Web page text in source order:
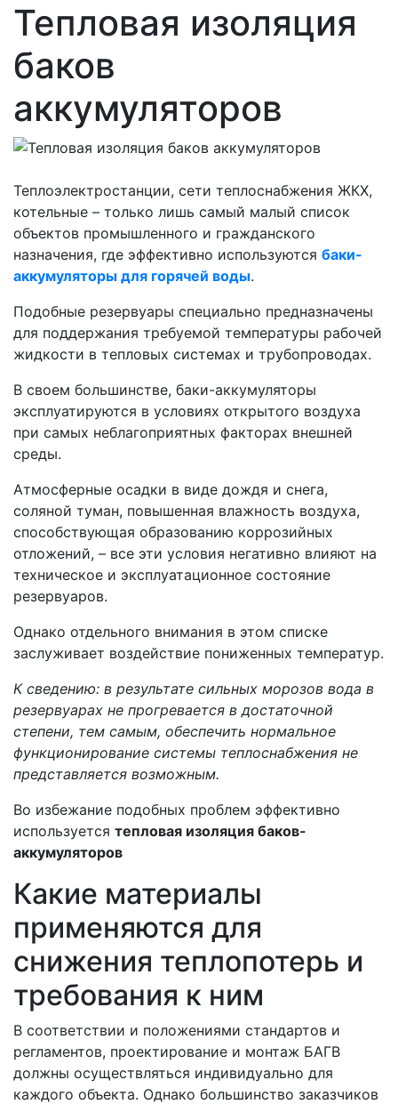
Тепловая изоляция
баков
аккумуляторов
Теплоэлектростанции, сети теплоснабжения ЖКХ,
котельные – только лишь самый малый список
объектов промышленного и гражданского
назначения, где эффективно используются баки-
аккумуляторы для горячей воды.
Подобные резервуары специально предназначены
для поддержания требуемой температуры рабочей
жидкости в тепловых системах и трубопроводах.
В своем большинстве, баки-аккумуляторы
эксплуатируются в условиях открытого воздуха
при самых неблагоприятных факторах внешней
среды.
Атмосферные осадки в виде дождя и снега,
соляной туман, повышенная влажность воздуха,
способствующая образованию коррозийных
отложений, – все эти условия негативно влияют на
техническое и эксплуатационное состояние
резервуаров.
Однако отдельного внимания в этом списке
заслуживает воздействие пониженных температур.
К сведению: в результате сильных морозов вода в
резервуарах не прогревается в достаточной
степени, тем самым, обеспечить нормальное
функционирование системы теплоснабжения не
представляется возможным.
Во избежание подобных проблем эффективно
используется тепловая изоляция баков-
аккумуляторов
Какие материалы
применяются для
снижения теплопотерь и
требования к ним
В соответствии и положениями стандартов и
регламентов, проектирование и монтаж БАГВ
должны осуществляться индивидуально для
каждого объекта. Однако большинство заказчиков